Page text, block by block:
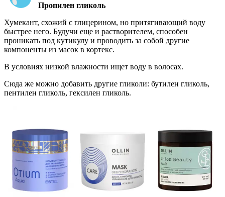
Пропилен гликоль
Хумекант, схожий с глицерином, но притягивающий воду
быстрее него. Будучи еще и растворителем, способен
проникать под кутикулу и проводить за собой другие
компоненты из масок в кортекс.
В условиях низкой влажности ищет воду в волосах.
Сюда же можно добавить другие гликоли: бутилен гликоль,
пентилен гликоль, гексилен гликоль.